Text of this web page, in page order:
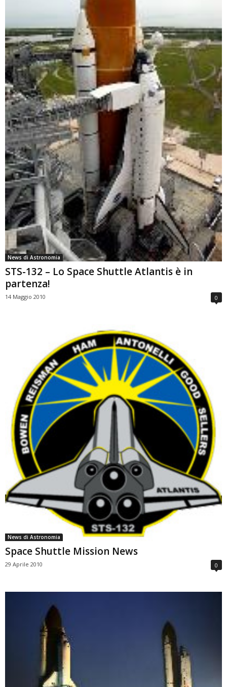
News di Astronomia
STS-132 – Lo Space Shuttle Atlantis è in
partenza!
14 Maggio 2010 0
News di Astronomia
Space Shuttle Mission News
29 Aprile 2010 0